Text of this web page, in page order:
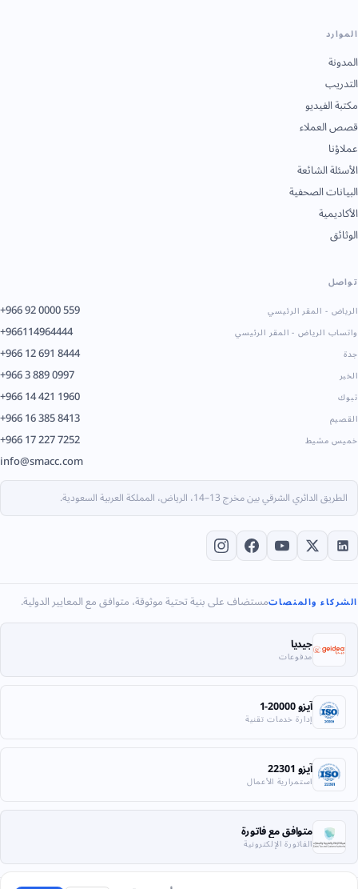
الموارد
المدونة
التدريب
مكتبة الفيديو
قصص العملاء
عملاؤنا
الأسئلة الشائعة
البيانات الصحفية
الأكاديمية
الوثائق
تواصل
+966 92 0000 559 الرياض - المقر الرئيسي
+966114964444 واتساب الرياض - المقر الرئيسي
+966 12 691 8444 جدة
+966 3 889 0997 الخبر
+966 14 421 1960 تبوك
+966 16 385 8413 القصيم
+966 17 227 7252 خميس مشيط
info@smacc.com
الطريق الدائري الشرقي بين مخرج 13–14، الرياض، المملكة العربية السعودية.
الشركاء والمنصاتمستضاف على بنية تحتية موثوقة، متوافق مع المعايير الدولية.
جيديا
مدفوعات
آيزو 20000-1
إدارة خدمات تقنية
آيزو 22301
استمرارية الأعمال
متوافق مع فاتورة
الفاتورة الإلكترونية